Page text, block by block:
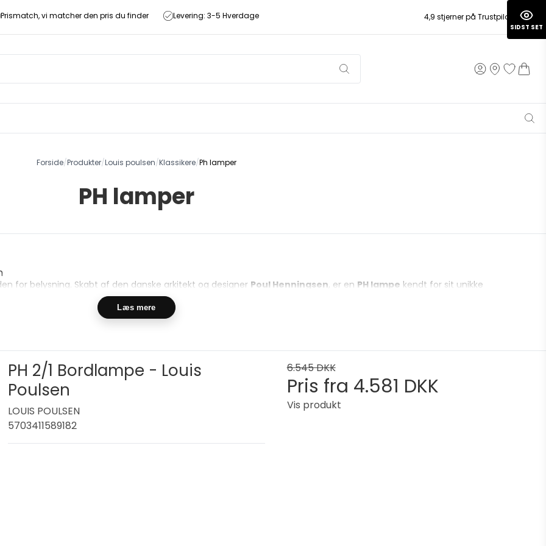
Prismatch, vi matcher den pris du finder Levering: 3-5 Hverdage 4,9 stjerner på Trustpilot
Forside/Produkter/Louis poulsen/Klassikere/Ph lamper
PH lamper
for belysning. Skabt af den danske arkitekt og designer Poul Henningsen, er en PH lampe kendt for sit unikke
PH pendlerover spisebordet til funktionelle
et stykke dansk designhistorie, der har bevaret sin aktualitet i snart 100 år.
Læs mere
PH 2/1 Bordlampe - Louis
Poulsen
LOUIS POULSEN
5703411589182
6.545 DKK
Pris fra 4.581 DKK
Vis produkt
SIDST SET